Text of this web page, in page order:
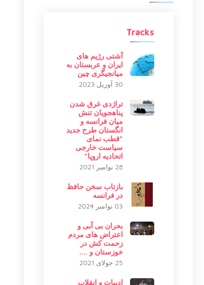
Tracks
آشتی رژیم های
ایران و عربستان به
میانجیگری چین
30 آوریل 2023
تراژدی غرق شدن
پناهجویان تنش
میان فرانسه و
انگستان طرح جدید
“قطب نمای
سیاست خارجی
اتحادیه اروپا”
28 نوامبر 2021
بازتاب سخن حافظ
در فرانسه
03 نوامبر 2024
بحران بی آبی و
اعتراض های مردم
زحمت کش در
خوزستان و ….
25 جولای 2021
ادبیات و انقلاب